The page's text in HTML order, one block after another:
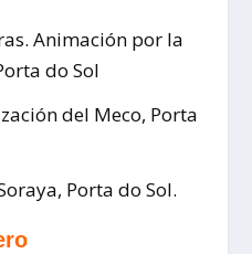
Animación por la
do Sol
del Meco, Porta
Porta do Sol.